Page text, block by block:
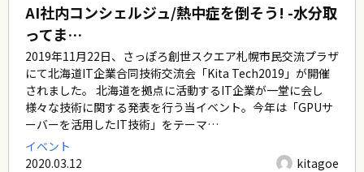
AI社内コンシェルジュ/熱中症を倒そう! -水分取
ってま…
2019年11月22日、さっぽろ創世スクエア札幌市民交流プラザ
にて北海道IT企業合同技術交流会「Kita Tech2019」が開催
されました。 北海道を拠点に活動するIT企業が一堂に会し
様々な技術に関する発表を行う当イベント。今年は「GPUサ
ーバーを活用したIT技術」をテーマ…
イベント
2020.03.12
kitagoe